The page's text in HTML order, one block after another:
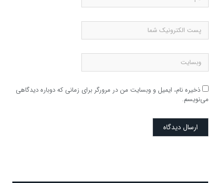
ذخیره نام، ایمیل و وبسایت من در مرورگر برای زمانی که دوباره دیدگاهی
می‌نویسم.